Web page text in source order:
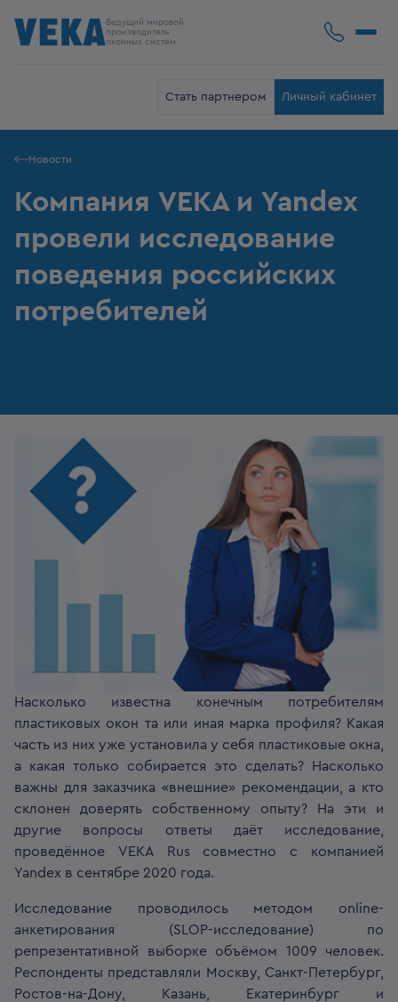
Ведущий мировой
производитель
оконных систем
Стать партнером Личный кабинет
Новости
Компания VEKA и Yandex
провели исследование
поведения российских
потребителей
Насколько известна конечным потребителям
пластиковых окон та или иная марка профиля? Какая
часть из них уже установила у себя пластиковые окна,
а какая только собирается это сделать? Насколько
важны для заказчика «внешние» рекомендации, а кто
склонен доверять собственному опыту? На эти и
другие вопросы ответы даёт исследование,
проведённое VEKA Rus совместно с компанией
Yandex в сентябре 2020 года.
Исследование проводилось методом online-
анкетирования (SLOP-исследование) по
репрезентативной выборке объёмом 1009 человек.
Респонденты представляли Москву, Санкт-Петербург,
Ростов-на-Дону, Казань, Екатеринбург и